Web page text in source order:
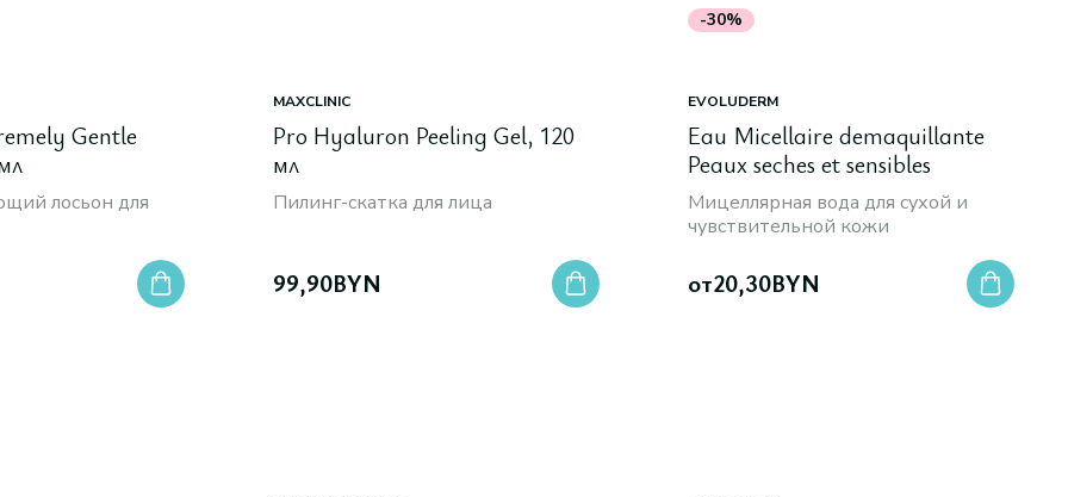
Gentle
лосьон для
MAXCLINIC
Pro Hyaluron Peeling Gel, 120
мл
Пилинг-скатка для лица
99,90BYN
-30%
EVOLUDERM
Eau Micellaire demaquillante
Peaux seches et sensibles
Мицеллярная вода для сухой и
чувствительной кожи
от20,30BYN